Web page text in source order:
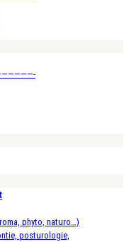
phyto, naturo…)
posturologie,